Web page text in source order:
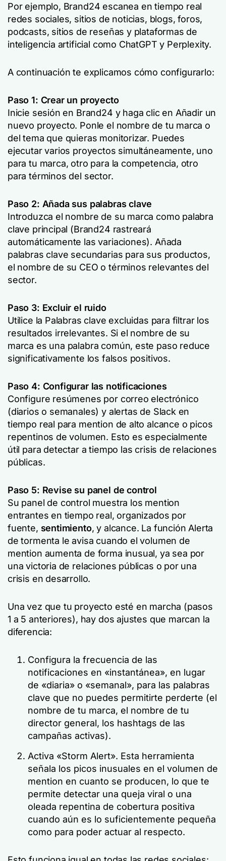
Por ejemplo, Brand24 escanea en tiempo real
redes sociales, sitios de noticias, blogs, foros,
podcasts, sitios de reseñas y plataformas de
inteligencia artificial como ChatGPT y Perplexity.
A continuación te explicamos cómo configurarlo:
Paso 1: Crear un proyecto
Inicie sesión en Brand24 y haga clic en Añadir un
nuevo proyecto. Ponle el nombre de tu marca o
del tema que quieras monitorizar. Puedes
ejecutar varios proyectos simultáneamente, uno
para tu marca, otro para la competencia, otro
para términos del sector.
Paso 2: Añada sus palabras clave
Introduzca el nombre de su marca como palabra
clave principal (Brand24 rastreará
automáticamente las variaciones). Añada
palabras clave secundarias para sus productos,
el nombre de su CEO o términos relevantes del
sector.
Paso 3: Excluir el ruido
Utilice la Palabras clave excluidas para filtrar los
resultados irrelevantes. Si el nombre de su
marca es una palabra común, este paso reduce
significativamente los falsos positivos.
Paso 4: Configurar las notificaciones
Configure resúmenes por correo electrónico
(diarios o semanales) y alertas de Slack en
tiempo real para mention de alto alcance o picos
repentinos de volumen. Esto es especialmente
útil para detectar a tiempo las crisis de relaciones
públicas.
Paso 5: Revise su panel de control
Su panel de control muestra los mention
entrantes en tiempo real, organizados por
fuente, sentimiento, y alcance. La función Alerta
de tormenta le avisa cuando el volumen de
mention aumenta de forma inusual, ya sea por
una victoria de relaciones públicas o por una
crisis en desarrollo.
Una vez que tu proyecto esté en marcha (pasos
1 a 5 anteriores), hay dos ajustes que marcan la
diferencia:
Configura la frecuencia de las
notificaciones en «instantánea», en lugar
de «diaria» o «semanal», para las palabras
clave que no puedes permitirte perderte (el
nombre de tu marca, el nombre de tu
director general, los hashtags de las
campañas activas).
Activa «Storm Alert». Esta herramienta
señala los picos inusuales en el volumen de
mention en cuanto se producen, lo que te
permite detectar una queja viral o una
oleada repentina de cobertura positiva
cuando aún es lo suficientemente pequeña
como para poder actuar al respecto.